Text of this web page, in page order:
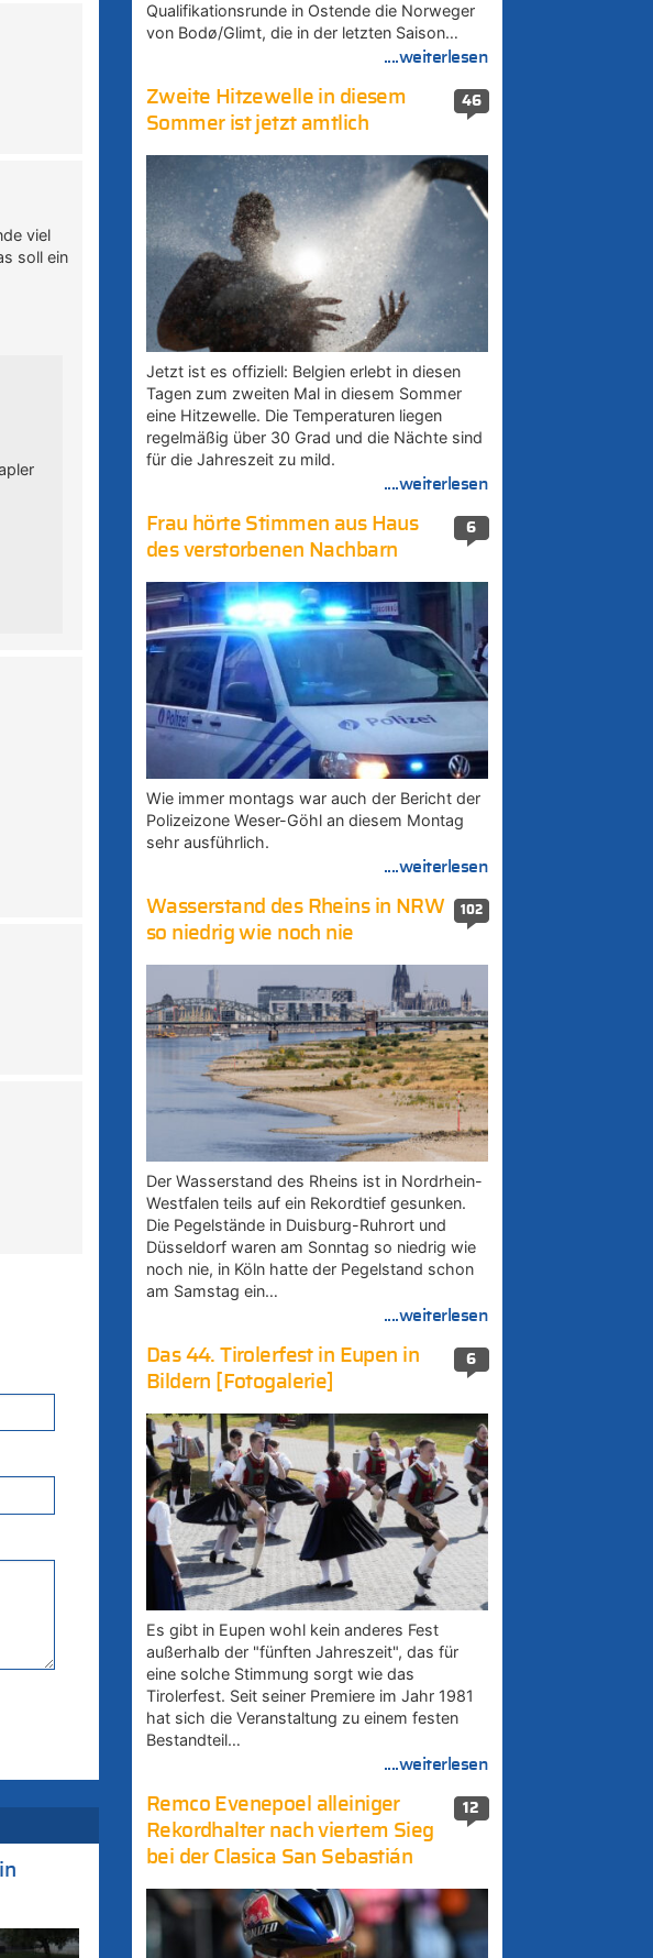
viel
soll ein
Qualifikationsrunde in Ostende die Norweger
von Bodø/Glimt, die in der letzten Saison…
....weiterlesen
46
Zweite Hitzewelle in diesem
Sommer ist jetzt amtlich
Jetzt ist es offiziell: Belgien erlebt in diesen
Tagen zum zweiten Mal in diesem Sommer
eine Hitzewelle. Die Temperaturen liegen
regelmäßig über 30 Grad und die Nächte sind
für die Jahreszeit zu mild.
....weiterlesen
6
Frau hörte Stimmen aus Haus
des verstorbenen Nachbarn
Wie immer montags war auch der Bericht der
Polizeizone Weser-Göhl an diesem Montag
sehr ausführlich.
....weiterlesen
102
Wasserstand des Rheins in NRW
so niedrig wie noch nie
Der Wasserstand des Rheins ist in Nordrhein-
Westfalen teils auf ein Rekordtief gesunken.
Die Pegelstände in Duisburg-Ruhrort und
Düsseldorf waren am Sonntag so niedrig wie
noch nie, in Köln hatte der Pegelstand schon
am Samstag ein…
....weiterlesen
6
Das 44. Tirolerfest in Eupen in
Bildern [Fotogalerie]
Es gibt in Eupen wohl kein anderes Fest
außerhalb der "fünften Jahreszeit", das für
eine solche Stimmung sorgt wie das
Tirolerfest. Seit seiner Premiere im Jahr 1981
hat sich die Veranstaltung zu einem festen
Bestandteil…
....weiterlesen
12
Remco Evenepoel alleiniger
Rekordhalter nach viertem Sieg
bei der Clasica San Sebastián